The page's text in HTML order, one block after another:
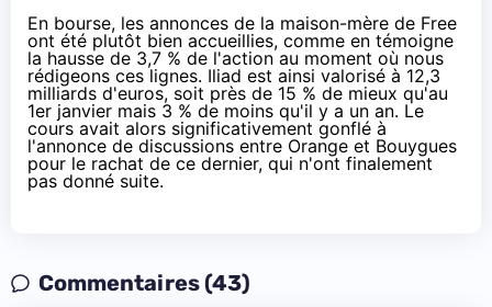
En bourse, les annonces de la maison-mère de Free
ont été plutôt bien accueillies, comme en témoigne
la hausse de 3,7 % de l'action au moment où nous
rédigeons ces lignes. Iliad est ainsi valorisé à 12,3
milliards d'euros, soit près de 15 % de mieux qu'au
1er janvier mais 3 % de moins qu'il y a un an. Le
cours avait alors significativement gonflé à
l'annonce de discussions entre Orange et Bouygues
pour le rachat de ce dernier, qui n'ont finalement
pas donné suite.
Commentaires (43)